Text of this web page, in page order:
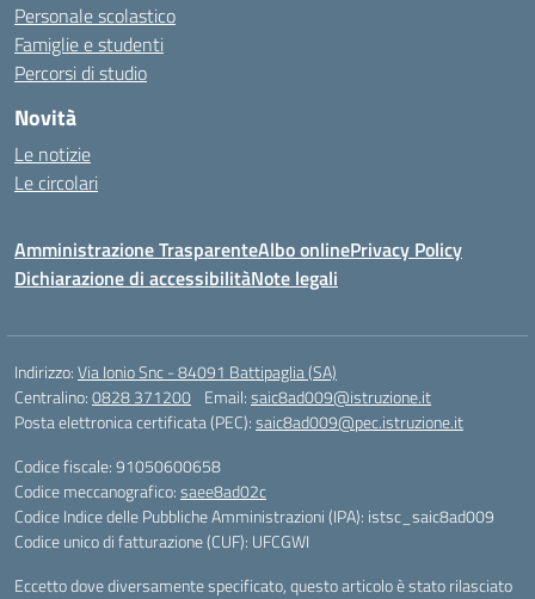
Personale scolastico
Famiglie e studenti
Percorsi di studio
Novità
Le notizie
Le circolari
Amministrazione TrasparenteAlbo onlinePrivacy Policy
Dichiarazione di accessibilitàNote legali
Indirizzo:Via Ionio Snc - 84091 Battipaglia (SA)
Centralino:0828 371200 Email:saic8ad009@istruzione.it
Posta elettronica certificata (PEC):saic8ad009@pec.istruzione.it
Codice fiscale: 91050600658
Codice meccanografico:saee8ad02c
Codice Indice delle Pubbliche Amministrazioni (IPA): istsc_saic8ad009
Codice unico di fatturazione (CUF): UFCGWI
Eccetto dove diversamente specificato, questo articolo è stato rilasciato